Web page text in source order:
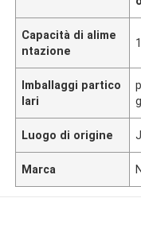
Capacità di alime
ntazione
Imballaggi partico
lari
Luogo di origine
Marca